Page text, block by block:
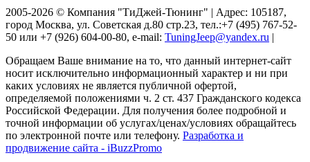
2005-2026 © Компания "ТиДжей-Тюнинг" | Адрес: 105187,
город Москва, ул. Советская д.80 стр.23, тел.:+7 (495) 767-52-
50 или +7 (926) 604-00-80, e-mail: TuningJeep@yandex.ru |
Обращаем Ваше внимание на то, что данный интернет-сайт
носит исключительно информационный характер и ни при
каких условиях не является публичной офертой,
определяемой положениями ч. 2 ст. 437 Гражданского кодекса
Российской Федерации. Для получения более подробной и
точной информации об услугах/ценах/условиях обращайтесь
по электронной почте или телефону. Разработка и
продвижение сайта - iBuzzPromo